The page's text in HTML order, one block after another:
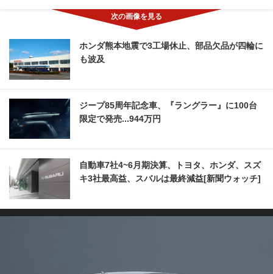
ホンダ熊本地震で3工場休止、部品欠品が四輪に
も波及
ジープ85周年記念車、『ラングラー』に100台
限定で発売...944万円
自動車7社4~6月期決算、トヨタ、ホンダ、スズ
キ3社最高益、スバルは最終減益[新聞ウォッチ]